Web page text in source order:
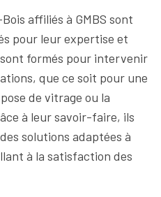
affiliés à GMBS sont
pour leur expertise et
formés pour intervenir
que ce soit pour une
de vitrage ou la
à leur savoir-faire, ils
solutions adaptées à
à la satisfaction des